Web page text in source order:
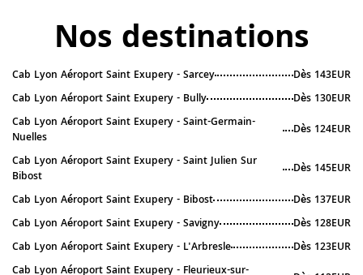
Nos destinations
Cab Lyon Aéroport Saint Exupery - Sarcey
Dès 143EUR
Cab Lyon Aéroport Saint Exupery - Bully
Dès 130EUR
Cab Lyon Aéroport Saint Exupery - Saint-Germain-
Nuelles
Dès 124EUR
Cab Lyon Aéroport Saint Exupery - Saint Julien Sur
Bibost
Dès 145EUR
Cab Lyon Aéroport Saint Exupery - Bibost
Dès 137EUR
Cab Lyon Aéroport Saint Exupery - Savigny
Dès 128EUR
Cab Lyon Aéroport Saint Exupery - L'Arbresle
Dès 123EUR
Cab Lyon Aéroport Saint Exupery - Fleurieux-sur-